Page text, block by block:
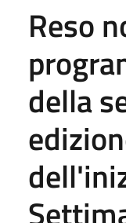
Reso
della